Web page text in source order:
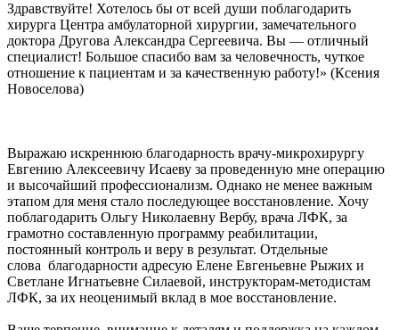
Здравствуйте! Хотелось бы от всей души поблагодарить
хирурга Центра амбулаторной хирургии, замечательного
доктора Другова Александра Сергеевича. Вы — отличный
специалист! Большое спасибо вам за человечность, чуткое
отношение к пациентам и за качественную работу!» (Ксения
Новоселова)
Выражаю искреннюю благодарность врачу-микрохирургу
Евгению Алексеевичу Исаеву за проведенную мне операцию
и высочайший профессионализм. Однако не менее важным
этапом для меня стало последующее восстановление. Хочу
поблагодарить Ольгу Николаевну Вербу, врача ЛФК, за
грамотно составленную программу реабилитации,
постоянный контроль и веру в результат. Отдельные
слова благодарности адресую Елене Евгеньевне Рыжих и
Светлане Игнатьевне Силаевой, инструкторам-методистам
ЛФК, за их неоценимый вклад в мое восстановление.